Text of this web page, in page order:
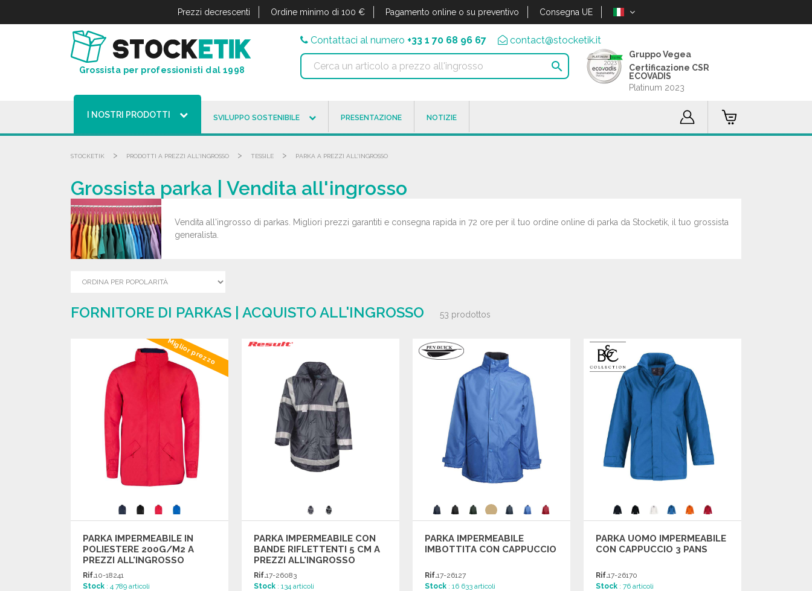
Prezzi decrescenti Ordine minimo di 100 € Pagamento online o su preventivo Consegna UE
Grossista per professionisti dal 1998
Contattaci al numero +33 1 70 68 96 67 contact@stocketik.it

Gruppo Vegea
Certificazione CSR
ECOVADIS
Platinum 2023
I NOSTRI PRODOTTI SVILUPPO SOSTENIBILE PRESENTAZIONE NOTIZIE
STOCKETIK > PRODOTTI A PREZZI ALL'INGROSSO > TESSILE > PARKA A PREZZI ALL'INGROSSO
Grossista parka | Vendita all'ingrosso
Vendita all'ingrosso di parkas. Migliori prezzi garantiti e consegna rapida in 72 ore per il tuo ordine online di parka da Stocketik, il tuo grossista
generalista.
FORNITORE DI PARKAS | ACQUISTO ALL'INGROSSO 53 prodottos
Miglior prezzo
PARKA IMPERMEABILE IN
POLIESTERE 200G/M2 A
PREZZI ALL'INGROSSO
Rif.10-18241
Stock : 4 789 articoli
PARKA IMPERMEABILE CON
BANDE RIFLETTENTI 5 CM A
PREZZI ALL'INGROSSO
Rif.17-26083
Stock : 134 articoli
PARKA IMPERMEABILE
IMBOTTITA CON CAPPUCCIO
Rif.17-26127
Stock : 16 633 articoli
PARKA UOMO IMPERMEABILE
CON CAPPUCCIO 3 PANS
Rif.17-26170
Stock : 76 articoli